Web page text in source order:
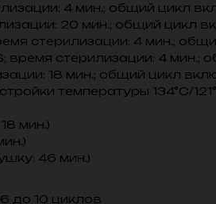
4 мин.; общий цикл
20 мин.; общий цикл
стерилизации: 4 мин.;
время стерилизации: 4 мин.;
18 мин.; общий цикл
температуры 134°С/
мин.)
46 мин.)
до 10 циклов